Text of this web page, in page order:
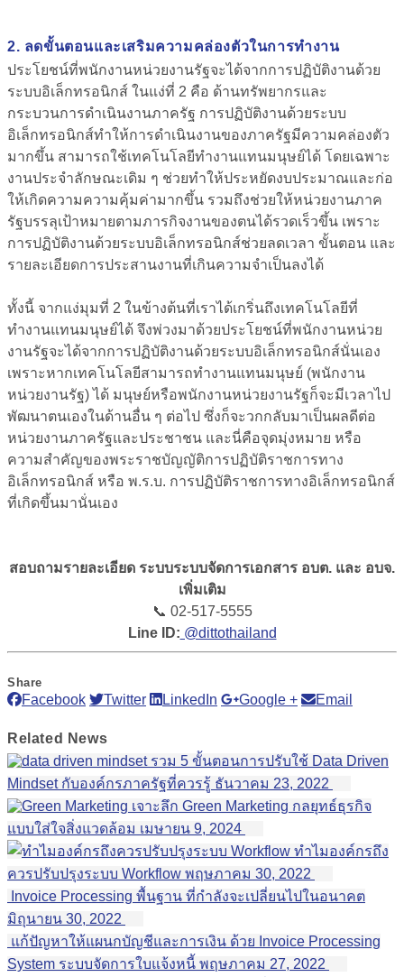
2. ลดขั้นตอนและเสริมความคล่องตัวในการทำงาน
ประโยชน์ที่พนักงานหน่วยงานรัฐจะได้จากการปฏิบัติงานด้วย
ระบบอิเล็กทรอนิกส์ ในแง่ที่ 2 คือ ด้านทรัพยากรและ
กระบวนการดำเนินงานภาครัฐ การปฏิบัติงานด้วยระบบ
อิเล็กทรอนิกส์ทำให้การดำเนินงานของภาครัฐมีความคล่องตัว
มากขึ้น สามารถใช้เทคโนโลยีทำงานแทนมนุษย์ได้ โดยเฉพาะ
งานประจำลักษณะเดิม ๆ ช่วยทำให้ประหยัดงบประมาณและก่อ
ให้เกิดความความคุ้มค่ามากขึ้น รวมถึงช่วยให้หน่วยงานภาค
รัฐบรรลุเป้าหมายตามภารกิจงานของตนได้รวดเร็วขึ้น เพราะ
การปฏิบัติงานด้วยระบบอิเล็กทรอนิกส์ช่วยลดเวลา ขั้นตอน และ
รายละเอียดการประสานงานที่เกินความจำเป็นลงได้
ทั้งนี้ จากแง่มุมที่ 2 ในข้างต้นที่เราได้เกริ่นถึงเทคโนโลยีที่
ทำงานแทนมนุษย์ได้ จึงพ่วงมาด้วยประโยชน์ที่พนักงานหน่วย
งานรัฐจะได้จากการปฏิบัติงานด้วยระบบอิเล็กทรอนิกส์นั่นเอง
เพราะหากเทคโนโลยีสามารถทำงานแทนมนุษย์ (พนักงาน
หน่วยงานรัฐ) ได้ มนุษย์หรือพนักงานหน่วยงานรัฐก็จะมีเวลาไป
พัฒนาตนเองในด้านอื่น ๆ ต่อไป ซึ่งก็จะวกกลับมาเป็นผลดีต่อ
หน่วยงานภาครัฐและประชาชน และนี่คือจุดมุ่งหมาย หรือ
ความสำคัญของพระราชบัญญัติการปฏิบัติราชการทาง
อิเล็กทรอนิกส์ หรือ พ.ร.บ. การปฏิบัติราชการทางอิเล็กทรอนิกส์
ที่เกิดขึ้นมานั่นเอง
สอบถามรายละเอียด ระบบระบบจัดการเอกสาร อบต. และ อบจ.
เพิ่มเติม
📞 02-517-5555
Line ID: @dittothailand
Share
Facebook Twitter LinkedIn Google + Email
Related
News
รวม 5 ขั้นตอนการปรับใช้ Data Driven
Mindset กับองค์กรภาครัฐที่ควรรู้ ธันวาคม 23, 2022
เจาะลึก Green Marketing กลยุทธ์ธุรกิจ
แบบใส่ใจสิ่งแวดล้อม เมษายน 9, 2024
ทำไมองค์กรถึง
ควรปรับปรุงระบบ Workflow พฤษภาคม 30, 2022
Invoice Processing พื้นฐาน ที่กำลังจะเปลี่ยนไปในอนาคต
มิถุนายน 30, 2022
แก้ปัญหาให้แผนกบัญชีและการเงิน ด้วย Invoice Processing
System ระบบจัดการใบแจ้งหนี้ พฤษภาคม 27, 2022